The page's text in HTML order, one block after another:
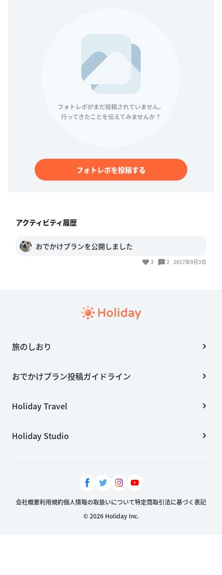
フォトレポを投稿する
アクティビティ履歴
おでかけプランを公開しました
3 2 2017年9月3日
旅のしおり
おでかけプラン投稿ガイドライン
Holiday Travel
Holiday Studio
会社概要利用規約個人情報の取扱いについて特定商取引法に基づく表記
© 2026 Holiday Inc.